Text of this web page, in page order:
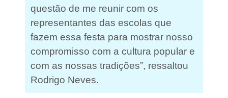
questão de me reunir com os
representantes das escolas que
fazem essa festa para mostrar nosso
compromisso com a cultura popular e
com as nossas tradições”, ressaltou
Rodrigo Neves.